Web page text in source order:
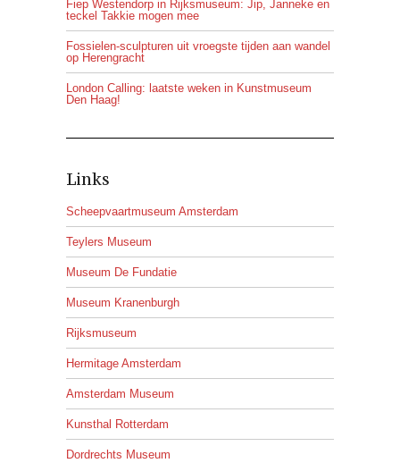
Fiep Westendorp in Rijksmuseum: Jip, Janneke en
teckel Takkie mogen mee
Fossielen-sculpturen uit vroegste tijden aan wandel
op Herengracht
London Calling: laatste weken in Kunstmuseum
Den Haag!
Links
Scheepvaartmuseum Amsterdam
Teylers Museum
Museum De Fundatie
Museum Kranenburgh
Rijksmuseum
Hermitage Amsterdam
Amsterdam Museum
Kunsthal Rotterdam
Dordrechts Museum